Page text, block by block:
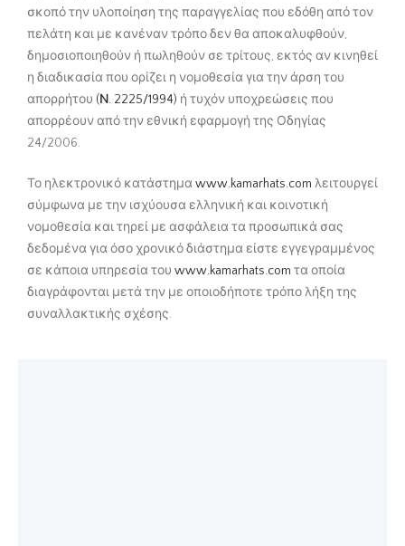
σκοπό την υλοποίηση της παραγγελίας που εδόθη από τον
πελάτη και με κανέναν τρόπο δεν θα αποκαλυφθούν,
δημοσιοποιηθούν ή πωληθούν σε τρίτους, εκτός αν κινηθεί
η διαδικασία που ορίζει η νομοθεσία για την άρση του
απορρήτου (Ν. 2225/1994) ή τυχόν υποχρεώσεις που
απορρέουν από την εθνική εφαρμογή της Οδηγίας
24/2006.
Το ηλεκτρονικό κατάστημα www.kamarhats.com λειτουργεί
σύμφωνα με την ισχύουσα ελληνική και κοινοτική
νομοθεσία και τηρεί με ασφάλεια τα προσωπικά σας
δεδομένα για όσο χρονικό διάστημα είστε εγγεγραμμένος
σε κάποια υπηρεσία του www.kamarhats.com τα οποία
διαγράφονται μετά την με οποιοδήποτε τρόπο λήξη της
συναλλακτικής σχέσης.